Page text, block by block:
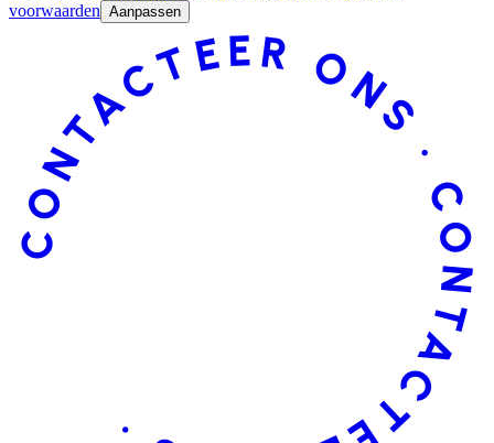
voorwaarden Aanpassen
CONTACTEER ONS · CONTACTEER ONS ·